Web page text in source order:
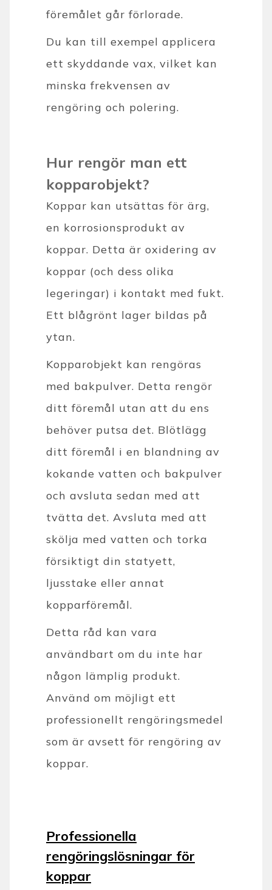
föremålet går förlorade.
Du kan till exempel applicera
ett skyddande vax, vilket kan
minska frekvensen av
rengöring och polering.
Hur rengör man ett
kopparobjekt?
Koppar kan utsättas för ärg,
en korrosionsprodukt av
koppar. Detta är oxidering av
koppar (och dess olika
legeringar) i kontakt med fukt.
Ett blågrönt lager bildas på
ytan.
Kopparobjekt kan rengöras
med bakpulver. Detta rengör
ditt föremål utan att du ens
behöver putsa det. Blötlägg
ditt föremål i en blandning av
kokande vatten och bakpulver
och avsluta sedan med att
tvätta det. Avsluta med att
skölja med vatten och torka
försiktigt din statyett,
ljusstake eller annat
kopparföremål.
Detta råd kan vara
användbart om du inte har
någon lämplig produkt.
Använd om möjligt ett
professionellt rengöringsmedel
som är avsett för rengöring av
koppar.
Professionella
rengöringslösningar för
koppar